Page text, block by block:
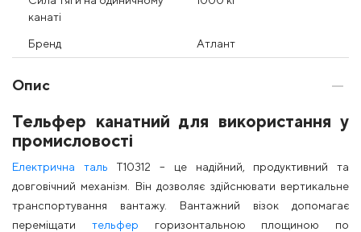
канаті
Бренд Атлант
Опис
Тельфер канатний для використання у
промисловості
Електрична таль Т10312 – це надійний, продуктивний та
довговічний механізм. Він дозволяє здійснювати вертикальне
транспортування вантажу. Вантажний візок допомагає
переміщати тельфер горизонтальною площиною по